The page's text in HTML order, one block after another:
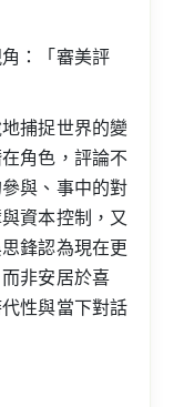
：「審美評
捕捉世界的變
角色，評論不
與、事中的對
資本控制，又
鋒認為現在更
非安居於喜
性與當下對話